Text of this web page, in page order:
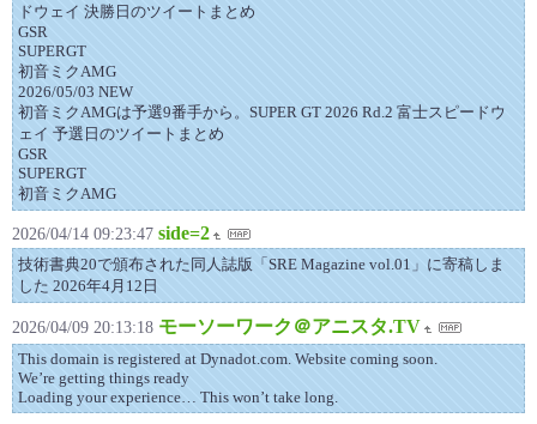
ドウェイ 決勝日のツイートまとめ
GSR
SUPERGT
初音ミクAMG
2026/05/03 NEW
初音ミクAMGは予選9番手から。SUPER GT 2026 Rd.2 富士スピードウ
ェイ 予選日のツイートまとめ
GSR
SUPERGT
初音ミクAMG
2026/04/14 09:23:47 side=2
技術書典20で頒布された同人誌版「SRE Magazine vol.01」に寄稿しま
した 2026年4月12日
2026/04/09 20:13:18 モーソーワーク＠アニスタ.TV
This domain is registered at Dynadot.com. Website coming soon.
We’re getting things ready
Loading your experience… This won’t take long.